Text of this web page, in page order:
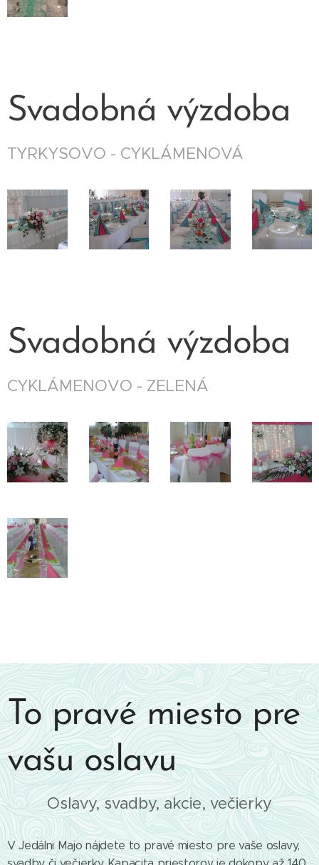
Svadobná výzdoba
TYRKYSOVO - CYKLÁMENOVÁ
Svadobná výzdoba
CYKLÁMENOVO - ZELENÁ
To pravé miesto pre
vašu oslavu
Oslavy, svadby, akcie, večierky
V Jedálni Majo nájdete to pravé miesto pre vaše oslavy,